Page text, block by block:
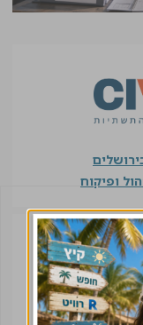
ופיקוח